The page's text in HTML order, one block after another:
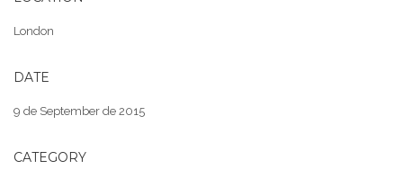
London
DATE
9 de September de 2015
CATEGORY